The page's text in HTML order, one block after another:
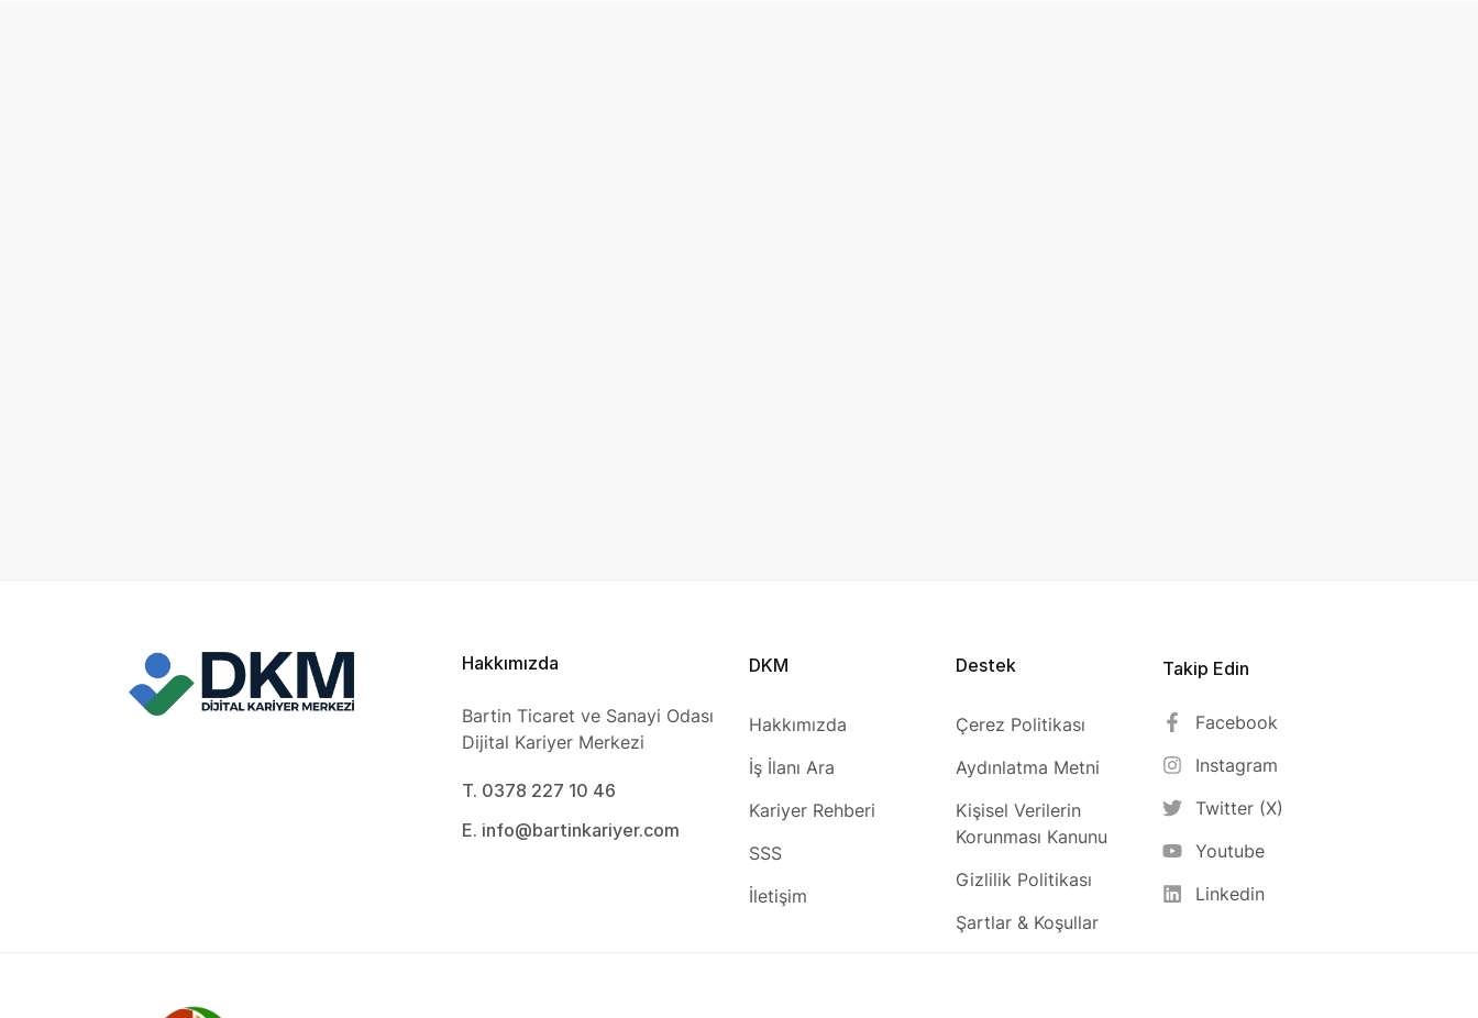
Hakkımızda
Bartin Ticaret ve Sanayi Odası
Dijital Kariyer Merkezi
T. 0378 227 10 46
E. info@bartinkariyer.com
DKM
Hakkımızda
İş İlanı Ara
Kariyer Rehberi
SSS
İletişim
Destek
Çerez Politikası
Aydınlatma Metni
Kişisel Verilerin
Korunması Kanunu
Gizlilik Politikası
Şartlar & Koşullar
Takip Edin
Facebook
Instagram
Twitter (X)
Youtube
Linkedin